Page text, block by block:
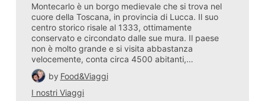
Montecarlo è un borgo medievale che si trova nel
cuore della Toscana, in provincia di Lucca. Il suo
centro storico risale al 1333, ottimamente
conservato e circondato dalle sue mura. Il paese
non è molto grande e si visita abbastanza
velocemente, conta circa 4500 abitanti,…
by Food&Viaggi
I nostri Viaggi